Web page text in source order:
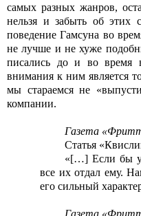
самых разных жанров,
нельзя и забыть об этих
поведение Гамсуна во
не лучше и не хуже
писались до и во время
внимания к ним является
мы стараемся не
компании.
Газета «
Статья
«[…] Если бы у
все их отдал ему.
его сильный
Газета